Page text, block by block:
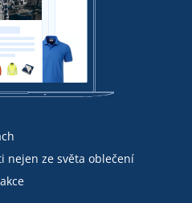
nejen ze světa oblečení